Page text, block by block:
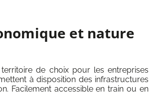
et nature
de choix pour les entreprises
à disposition des infrastructures
Facilement accessible en train ou en